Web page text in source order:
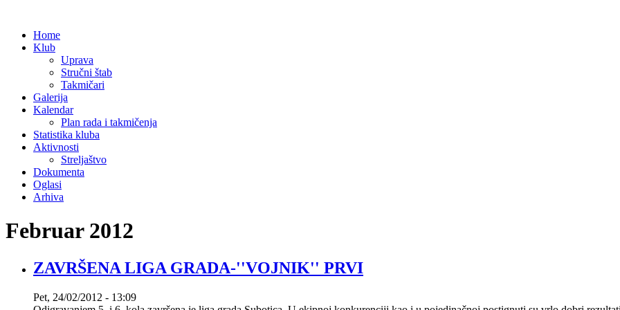
Home
Klub
Uprava
Stručni štab
Takmičari
Galerija
Kalendar
Plan rada i takmičenja
Statistika kluba
Aktivnosti
Streljaštvo
Dokumenta
Oglasi
Arhiva
Februar 2012
ZAVRŠENA LIGA GRADA-''VOJNIK'' PRVI
Pet, 24/02/2012 - 13:09